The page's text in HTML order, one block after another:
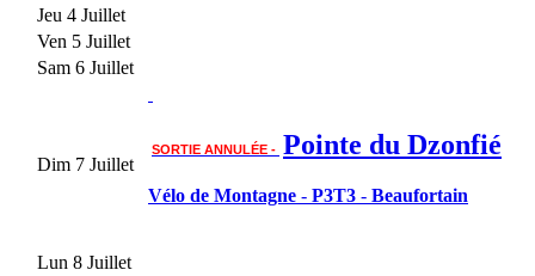
Jeu 4 Juillet
Ven 5 Juillet
Sam 6 Juillet
Dim 7 Juillet
SORTIE ANNULÉE - Pointe du Dzonfié
Vélo de Montagne - P3T3 - Beaufortain
Lun 8 Juillet